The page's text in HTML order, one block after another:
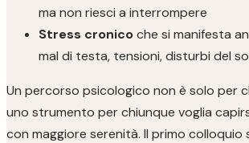
ma non riesci a interrompere
Stress cronicoche si manifesta
mal di testa, tensioni, disturbi del
Un percorso psicologico non è solo per
uno strumento per chiunque voglia
con maggiore serenità. Il primo colloquio